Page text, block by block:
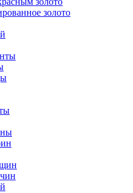
золото